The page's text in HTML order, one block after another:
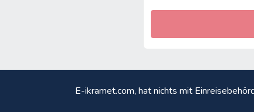
E-ikramet.com, hat nichts mit